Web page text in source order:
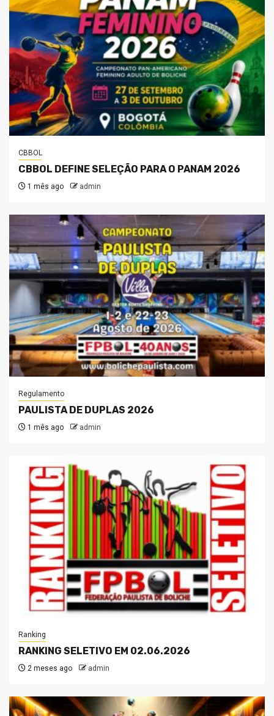
CBBOL
CBBOL DEFINE SELEÇÃO PARA O PANAM 2026
1 mês ago admin
Regulamento
PAULISTA DE DUPLAS 2026
1 mês ago admin
Ranking
RANKING SELETIVO EM 02.06.2026
2 meses ago admin